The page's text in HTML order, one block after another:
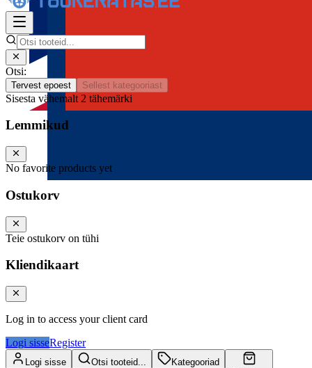
Otsi:
Tervest epoest Sellest kategooriast
Sisesta vähemalt 2 tähemärki
Lemmikud
No favorite products yet
Ostukorv
Teie ostukorv on tühi
Kliendikaart
Log in to access your client card
Logi sisseRegister
Logi sisse Otsi tooteid...
Kategooriad